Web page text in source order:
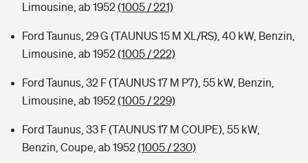
Limousine, ab 1952(1005 / 221)
Ford Taunus, 29 G (TAUNUS 15 M XL/RS), 40 kW, Benzin,
Limousine, ab 1952(1005 / 222)
Ford Taunus, 32 F (TAUNUS 17 M P7), 55 kW, Benzin,
Limousine, ab 1952(1005 / 229)
Ford Taunus, 33 F (TAUNUS 17 M COUPE), 55 kW,
Benzin, Coupe, ab 1952(1005 / 230)